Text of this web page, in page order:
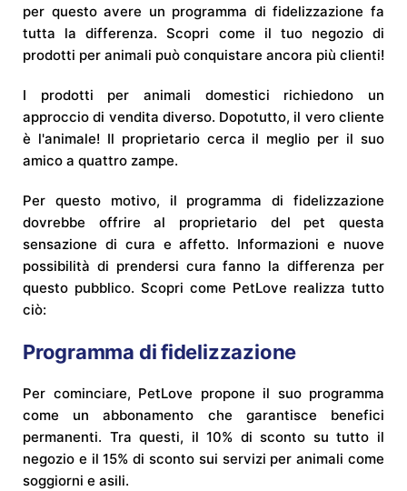
per questo avere un programma di fidelizzazione fa
tutta la differenza. Scopri come il tuo negozio di
prodotti per animali può conquistare ancora più clienti!
I prodotti per animali domestici richiedono un
approccio di vendita diverso. Dopotutto, il vero cliente
è l'animale! Il proprietario cerca il meglio per il suo
amico a quattro zampe.
Per questo motivo, il programma di fidelizzazione
dovrebbe offrire al proprietario del pet questa
sensazione di cura e affetto. Informazioni e nuove
possibilità di prendersi cura fanno la differenza per
questo pubblico. Scopri come PetLove realizza tutto
ciò:
Programma di fidelizzazione
Per cominciare, PetLove propone il suo programma
come un abbonamento che garantisce benefici
permanenti. Tra questi, il 10% di sconto su tutto il
negozio e il 15% di sconto sui servizi per animali come
soggiorni e asili.